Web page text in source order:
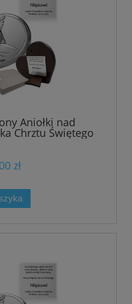
Aniołki nad
Chrztu Świętego
zł